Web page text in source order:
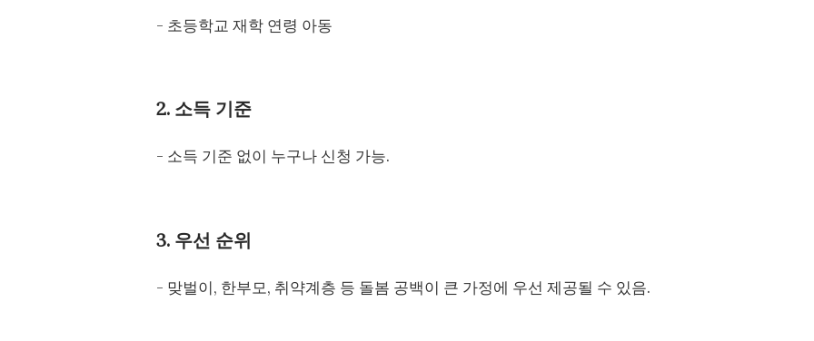
- 초등학교 재학 연령 아동
2. 소득 기준
- 소득 기준 없이 누구나 신청 가능.
3. 우선 순위
- 맞벌이, 한부모, 취약계층 등 돌봄 공백이 큰 가정에 우선 제공될 수 있음.